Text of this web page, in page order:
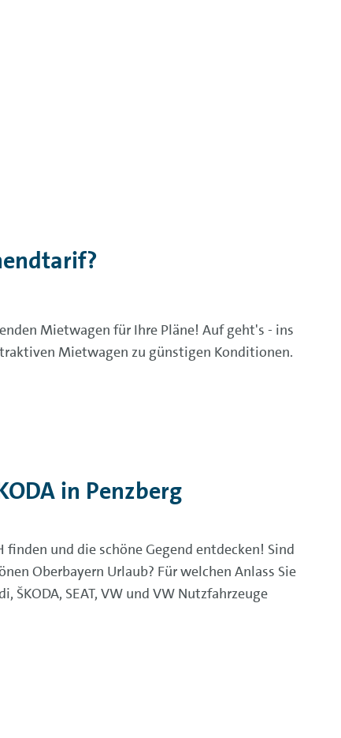
Mietwagen für Ihre Pläne! Auf geht's - ins
Mietwagen zu günstigen Konditionen.
in Penzberg
und die schöne Gegend entdecken! Sind
Oberbayern Urlaub? Für welchen Anlass Sie
SEAT, VW und VW Nutzfahrzeuge